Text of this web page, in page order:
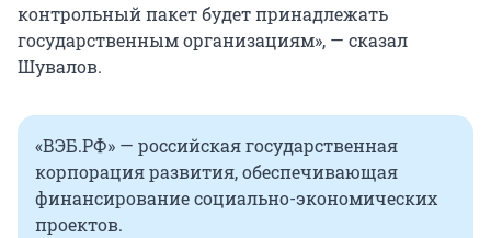
контрольный пакет будет принадлежать
государственным организациям», — сказал
Шувалов.
«ВЭБ.РФ» — российская государственная
корпорация развития, обеспечивающая
финансирование социально-экономических
проектов.